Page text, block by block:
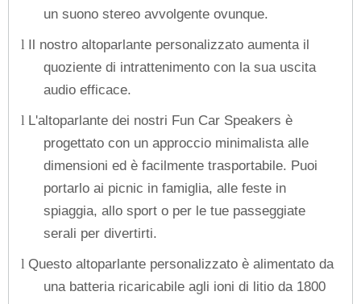
un suono stereo avvolgente ovunque.
l Il nostro altoparlante personalizzato aumenta il
quoziente di intrattenimento con la sua uscita
audio efficace.
l L'altoparlante dei nostri Fun Car Speakers è
progettato con un approccio minimalista alle
dimensioni ed è facilmente trasportabile. Puoi
portarlo ai picnic in famiglia, alle feste in
spiaggia, allo sport o per le tue passeggiate
serali per divertirti.
l Questo altoparlante personalizzato è alimentato da
una batteria ricaricabile agli ioni di litio da 1800